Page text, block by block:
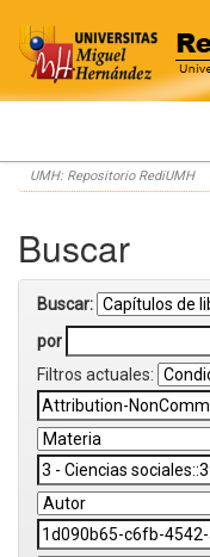
Skip
navigation
UMH: Repositorio RediUMH
Buscar
Buscar:
por
Filtros actuales: